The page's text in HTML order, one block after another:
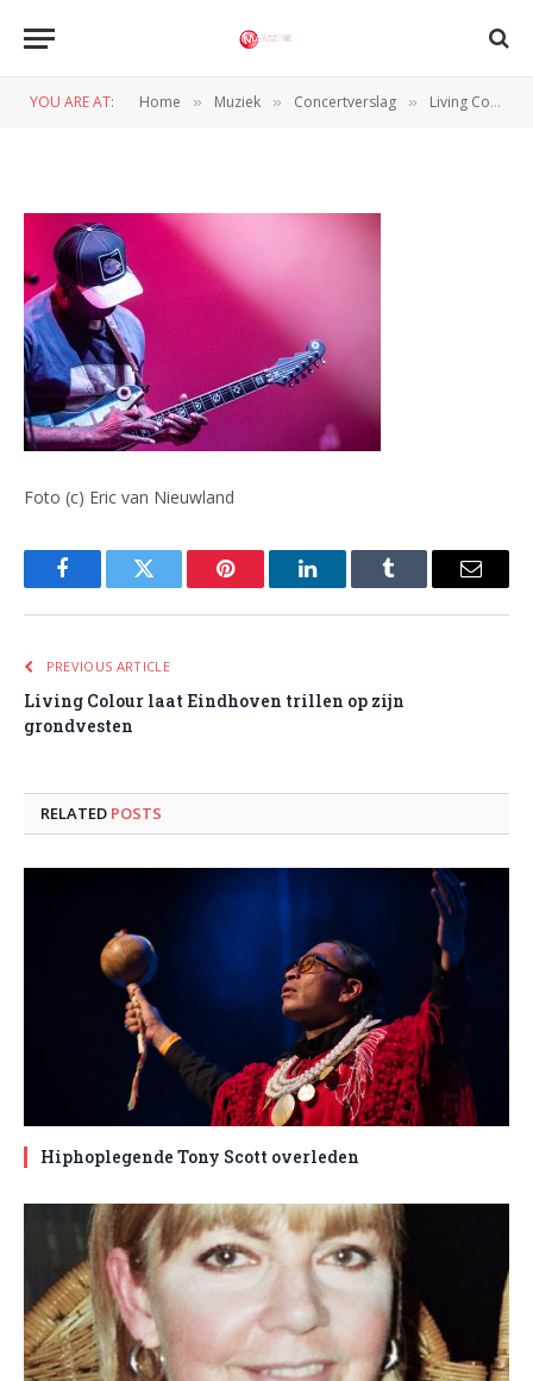
YOU ARE AT: Home » Muziek » Concertverslag » Living Colour laat Eindhoven trillen op zijn grondvesten
Foto (c) Eric van Nieuwland
FacebookTwitter Pinterest LinkedInTumblr Email
PREVIOUS ARTICLE
Living Colour laat Eindhoven trillen op zijn
grondvesten
RELATED POSTS
Hiphoplegende Tony Scott overleden